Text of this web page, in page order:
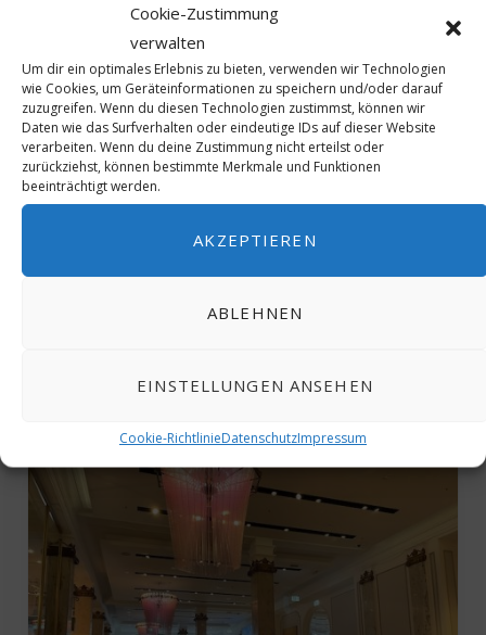
Cookie-Zustimmung
verwalten
Um dir ein optimales Erlebnis zu bieten, verwenden wir Technologien
wie Cookies, um Geräteinformationen zu speichern und/oder darauf
zuzugreifen. Wenn du diesen Technologien zustimmst, können wir
Daten wie das Surfverhalten oder eindeutige IDs auf dieser Website
verarbeiten. Wenn du deine Zustimmung nicht erteilst oder
zurückziehst, können bestimmte Merkmale und Funktionen
beeinträchtigt werden.
AKZEPTIEREN
ABLEHNEN
EINSTELLUNGEN ANSEHEN
Cookie-RichtlinieDatenschutzImpressum
in KUNST & KULTUR MICE & FRIENDS
MICE & Friends: Kerstin Sokoll Arts
JULI 9, 2025
Art-Performerin Kerstin Sokoll Registrierte MICE
Sokoll“ (bei Bestellung / Kauf angeben) 10%
Rabatt…